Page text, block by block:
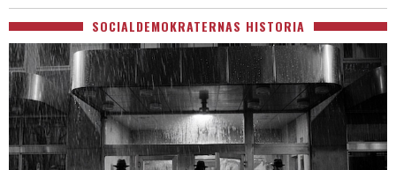
SOCIALDEMOKRATERNAS HISTORIA